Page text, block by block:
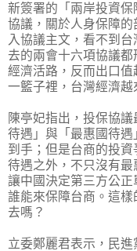
新簽署的「兩岸投資
協議，關於人身保障
入協議主­文，看不到
去的兩會十六項協議
經濟活路，反而出口值
一籃子裡，台­灣經濟越
陳亭妃指出，投保協
待遇」與「最惠國待
到手；但是台商的投
待遇­之外，不只沒有
讓中國決定第三方公正
誰能來保障台商。這
去嗎？
立委鄭麗君表示，民